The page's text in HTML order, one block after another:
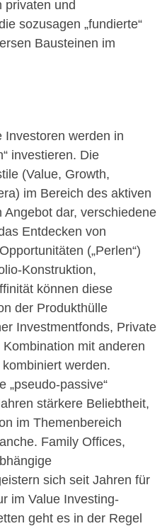
privaten und
sozusagen „fundierte“
Bausteinen im
Investoren werden in
investieren. Die
(Value, Growth,
im Bereich des aktiven
dar, verschiedene
Entdecken von
(„Perlen“)
Konstruktion,
können diese
der Produkthülle
Investmentfonds, Private
mit anderen
werden.
„pseudo-passive“
stärkere Beliebtheit,
im Themenbereich
Family Offices,
sich seit Jahren für
im Value Investing-
geht es in der Regel